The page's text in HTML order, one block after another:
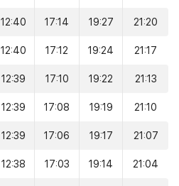
12:40 17:14 19:27 21:20
12:40 17:12 19:24 21:17
12:39 17:10 19:22 21:13
12:39 17:08 19:19 21:10
12:39 17:06 19:17 21:07
12:38 17:03 19:14 21:04